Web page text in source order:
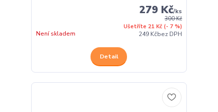
300 Kč
Ušetříte 21 Kč (- 7 %)
279 Kč/ks
249 Kčbez DPH
Není skladem
Detail